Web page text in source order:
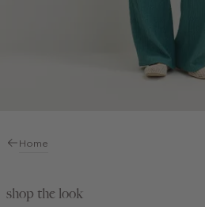
Home
shop the look